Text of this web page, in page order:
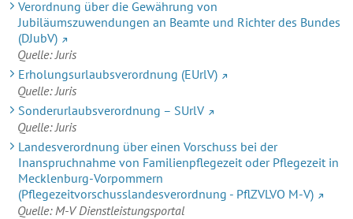
Verordnung über die Gewährung von
Jubiläumszuwendungen an Beamte und Richter des Bundes
(DJubV)
Quelle: Juris
Erholungsurlaubsverordnung (EUrlV)
Quelle: Juris
Sonderurlaubsverordnung – SUrlV
Quelle: Juris
Landesverordnung über einen Vorschuss bei der
Inanspruchnahme von Familienpflegezeit oder Pflegezeit in
Mecklenburg-Vorpommern
(Pflegezeitvorschusslandesverordnung - PflZVLVO M-V)
Quelle: M-V Dienstleistungsportal